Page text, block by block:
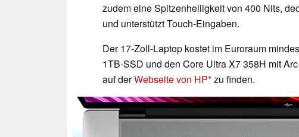
zudem eine Spitzenhelligkeit von 400 Nits,
und unterstützt Touch-Eingaben.
Der 17-Zoll-Laptop kostet im Euroraum
1TB-SSD und den Core Ultra X7 358H mit
auf derWebseite von HP zu finden.